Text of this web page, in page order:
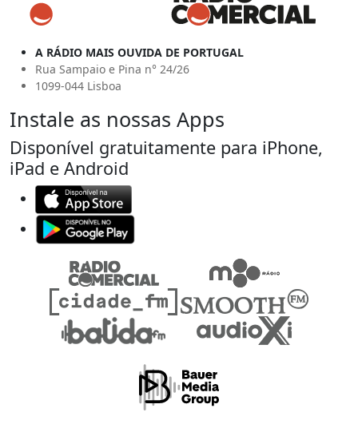
A RÁDIO MAIS OUVIDA DE PORTUGAL
Rua Sampaio e Pina n° 24/26
1099-044 Lisboa
Instale as nossas Apps
Disponível gratuitamente para iPhone,
iPad e Android